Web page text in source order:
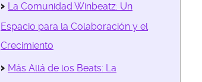
La Comunidad Winbeatz: Un
Espacio para la Colaboración y el
Crecimiento
Más Allá de los Beats: La